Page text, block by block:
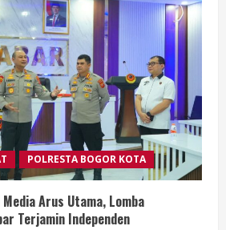
POLRESTA BOGOR KOTA
Arus Utama, Lomba
Terjamin Independen